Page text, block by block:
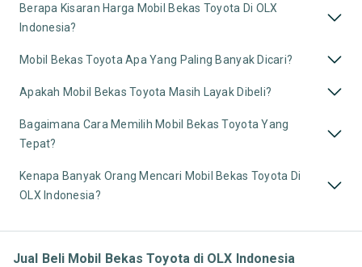
Berapa Kisaran Harga Mobil Bekas Toyota Di OLX
Indonesia?
Mobil Bekas Toyota Apa Yang Paling Banyak Dicari?
Apakah Mobil Bekas Toyota Masih Layak Dibeli?
Bagaimana Cara Memilih Mobil Bekas Toyota Yang
Tepat?
Kenapa Banyak Orang Mencari Mobil Bekas Toyota Di
OLX Indonesia?
Jual Beli Mobil Bekas Toyota di OLX Indonesia